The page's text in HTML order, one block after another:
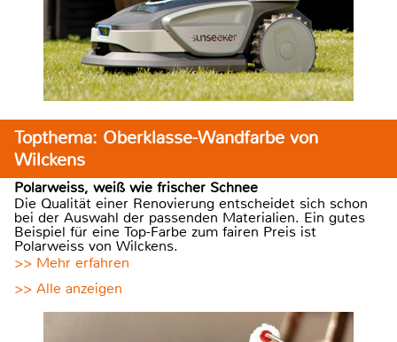
Topthema: Oberklasse-Wandfarbe von
Wilckens
Polarweiss, weiß wie frischer Schnee
Die Qualität einer Renovierung entscheidet sich schon
bei der Auswahl der passenden Materialien. Ein gutes
Beispiel für eine Top-Farbe zum fairen Preis ist
Polarweiss von Wilckens.
>> Mehr erfahren
>> Alle anzeigen